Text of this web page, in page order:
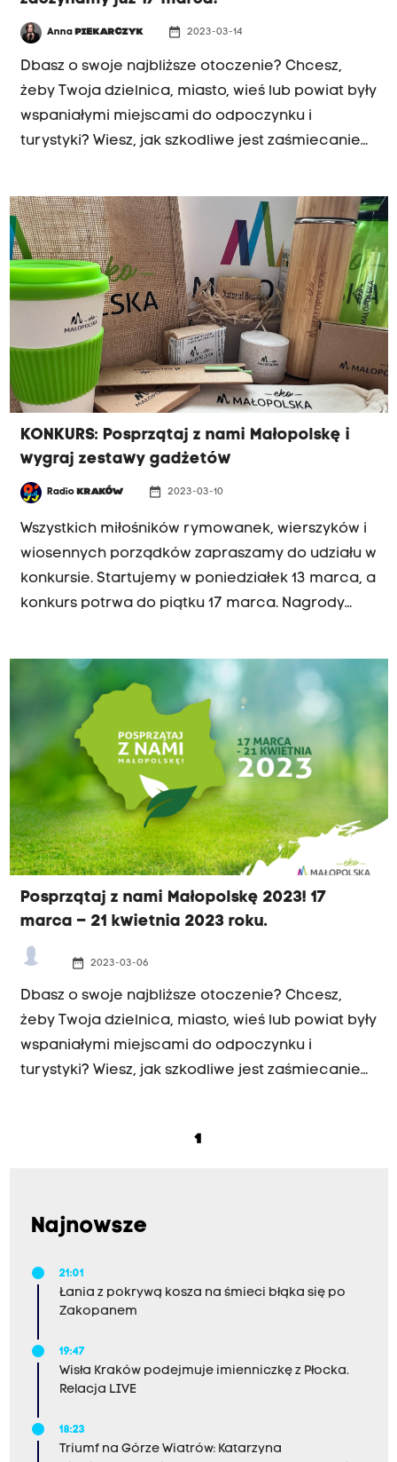
Anna PIEKARCZYK date_range 2023-03-14
Dbasz o swoje najbliższe otoczenie? Chcesz,
żeby Twoja dzielnica, miasto, wieś lub powiat były
wspaniałymi miejscami do odpoczynku i
turystyki? Wiesz, jak szkodliwe jest zaśmiecanie
Małopolskę! Akcja ruszy 17 marca i potrwa do 21
kwietnia 2023 r.
KONKURS: Posprzątaj z nami Małopolskę i
wygraj zestawy gadżetów
Radio KRAKÓW date_range 2023-03-10
Wszystkich miłośników rymowanek, wierszyków i
wiosennych porządków zapraszamy do udziału w
konkursie. Startujemy w poniedziałek 13 marca, a
konkurs potrwa do piątku 17 marca. Nagrody
Posprzątaj z nami Małopolskę 2023! 17
marca – 21 kwietnia 2023 roku.
date_range 2023-03-06
Dbasz o swoje najbliższe otoczenie? Chcesz,
żeby Twoja dzielnica, miasto, wieś lub powiat były
wspaniałymi miejscami do odpoczynku i
turystyki? Wiesz, jak szkodliwe jest zaśmiecanie
1
Najnowsze
21:01
Łania z pokrywą kosza na śmieci błąka się po
Zakopanem
19:47
Wisła Kraków podejmuje imienniczkę z Płocka.
Relacja LIVE
18:23
Triumf na Górze Wiatrów: Katarzyna